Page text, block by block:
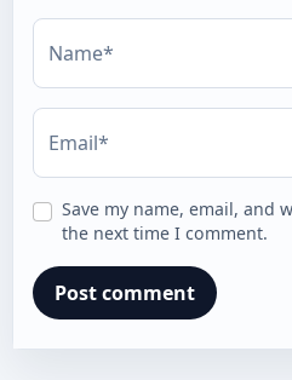
Name*
Email*
Save my name, email, and
the next time I comment.